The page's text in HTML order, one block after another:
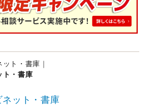
ット・書庫
ト・書庫
ット・書庫